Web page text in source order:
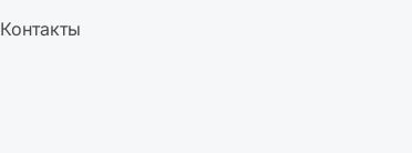
Контакты